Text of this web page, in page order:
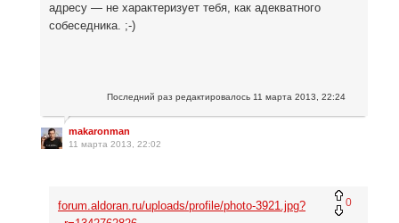
адресу — не характеризует тебя, как адекватного
собеседника. ;-)
Последний раз редактировалось 11 марта 2013, 22:24
makaronman
11 марта 2013, 22:02
0
forum.aldoran.ru/uploads/profile/photo-3921.jpg?